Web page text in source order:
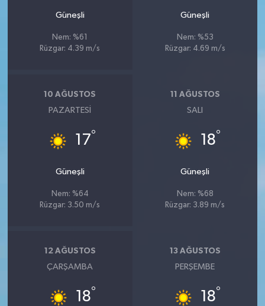
Güneşli
Nem: %61
Rüzgar: 4.39 m/s
Güneşli
Nem: %53
Rüzgar: 4.69 m/s
10 AĞUSTOS
PAZARTESI
17°
Güneşli
Nem: %64
Rüzgar: 3.50 m/s
11 AĞUSTOS
SALI
18°
Güneşli
Nem: %68
Rüzgar: 3.89 m/s
12 AĞUSTOS
ÇARŞAMBA
18°
13 AĞUSTOS
PERŞEMBE
18°